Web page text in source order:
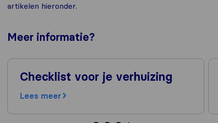
artikelen hieronder.
Meer informatie?
Checklist voor je verhuizing
Lees meer